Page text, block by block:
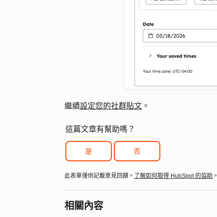
繼續設定您的社群貼文 。
這篇文章有幫助嗎？
是 否
此表單僅供記載意見回饋。 了解如何取得 HubSpot 的協助
相關內容